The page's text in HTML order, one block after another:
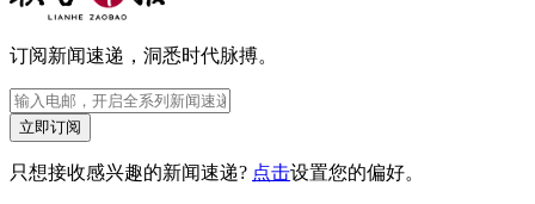
订阅新闻速递，洞悉时代脉搏。
立即订阅
只想接收感兴趣的新闻速递? 点击设置您的偏好。